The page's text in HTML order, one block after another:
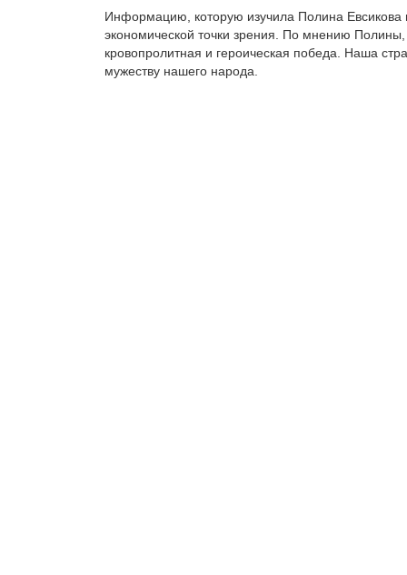
Информацию, которую изучила Полина Евсикова
экономической точки зрения. По мнению
кровопролитная и героическая победа. Наша
мужеству нашего народа.